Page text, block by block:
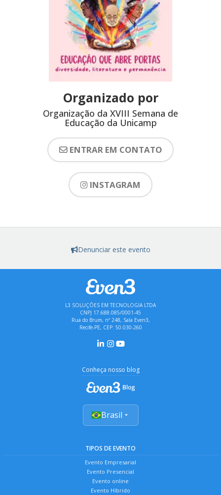
Organizado por
Organização da XVIII Semana de
Educação da Unicamp
ENTRAR EM CONTATO
INSTAGRAM
Denunciar este evento
L3 SOLUÇÕES EM TECNOLOGIA LTDA
CNPJ 17.688.085/0001-45
Rua do Brum, nº 248, Sala Even3,
Recife-PE, CEP: 50.030-260
Conheça nosso blog
Brasil
TIPOS DE EVENTO
Evento Empresarial
Evento Presencial
Evento online
Evento Híbrido